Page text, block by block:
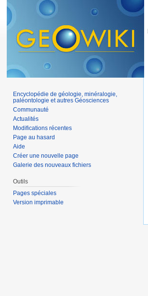
Encyclopédie de géologie, minéralogie,
paléontologie et autres Géosciences
Communauté
Actualités
Modifications récentes
Page au hasard
Aide
Créer une nouvelle page
Galerie des nouveaux fichiers
Outils
Pages spéciales
Version imprimable